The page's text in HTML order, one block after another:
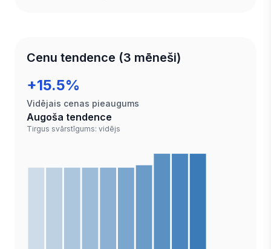
Cenu tendence (3 mēneši)
+15.5%
Vidējais cenas pieaugums
Augoša tendence
Tirgus svārstīgums: vidējs